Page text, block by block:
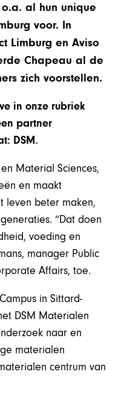
al hun unique
voor. In
Limburg en Aviso
Chapeau al de
zich voorstellen.
in onze rubriek
partner
DSM.
Material Sciences,
en maakt
leven beter maken,
“Dat doen
voeding en
manager Public
Affairs, toe.
in Sittard-
DSM Materialen
naar en
materialen
centrum van